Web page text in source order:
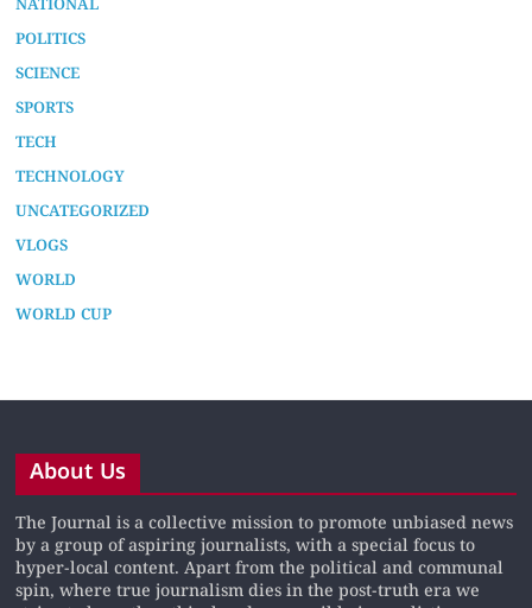
NATIONAL
POLITICS
SCIENCE
SPORTS
TECH
TECHNOLOGY
UNCATEGORIZED
VLOGS
WORLD
WORLD CUP
About Us
The Journal is a collective mission to promote unbiased news
by a group of aspiring journalists, with a special focus to
hyper-local content. Apart from the political and communal
spin, where true journalism dies in the post-truth era we